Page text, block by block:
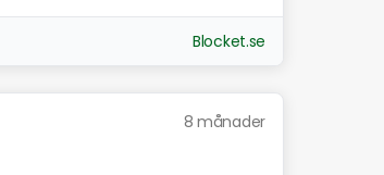
Blocket.se
8 månader